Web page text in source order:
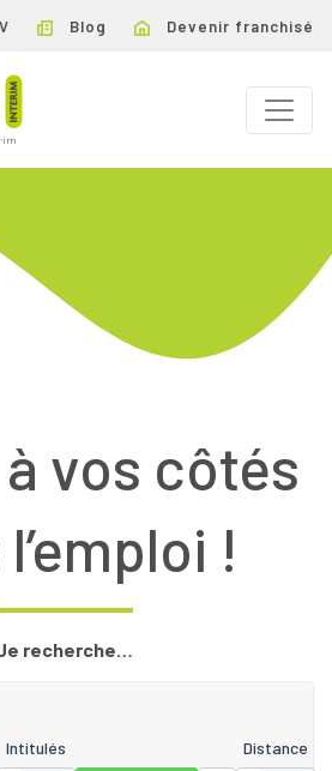
Blog Devenir franchisé
à vos côtés
!
recherche…
Distance
Intitulés